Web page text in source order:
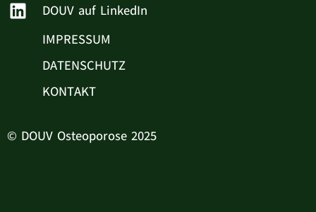
DOUV auf LinkedIn
IMPRESSUM
DATENSCHUTZ
KONTAKT
© DOUV Osteoporose 2025